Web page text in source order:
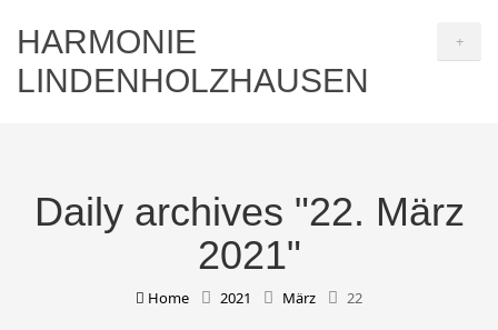
+
HARMONIE
LINDENHOLZHAUSEN
Daily archives "22. März
2021"
Home 2021 März 22